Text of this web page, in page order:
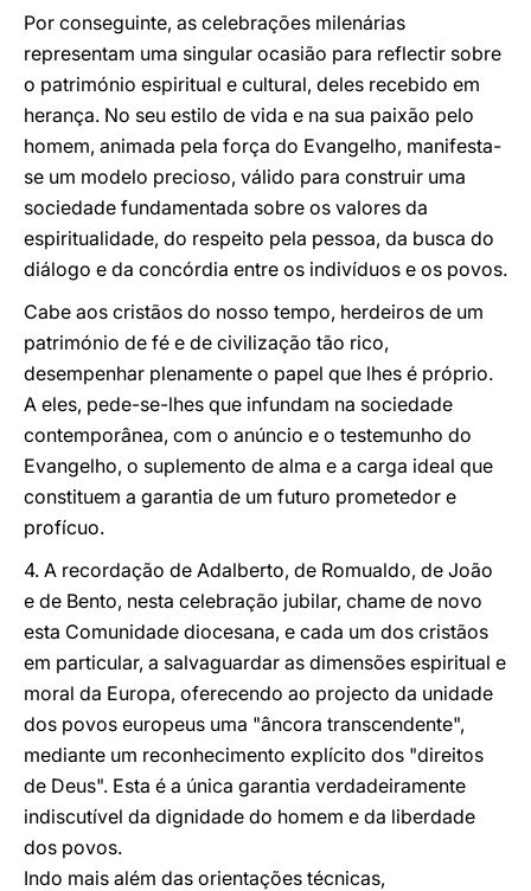
Por conseguinte, as celebrações milenárias
representam uma singular ocasião para reflectir sobre
o património espiritual e cultural, deles recebido em
herança. No seu estilo de vida e na sua paixão pelo
homem, animada pela força do Evangelho, manifesta-
se um modelo precioso, válido para construir uma
sociedade fundamentada sobre os valores da
espiritualidade, do respeito pela pessoa, da busca do
diálogo e da concórdia entre os indivíduos e os povos.
Cabe aos cristãos do nosso tempo, herdeiros de um
património de fé e de civilização tão rico,
desempenhar plenamente o papel que lhes é próprio.
A eles, pede-se-lhes que infundam na sociedade
contemporânea, com o anúncio e o testemunho do
Evangelho, o suplemento de alma e a carga ideal que
constituem a garantia de um futuro prometedor e
profícuo.
4. A recordação de Adalberto, de Romualdo, de João
e de Bento, nesta celebração jubilar, chame de novo
esta Comunidade diocesana, e cada um dos cristãos
em particular, a salvaguardar as dimensões espiritual e
moral da Europa, oferecendo ao projecto da unidade
dos povos europeus uma "âncora transcendente",
mediante um reconhecimento explícito dos "direitos
de Deus". Esta é a única garantia verdadeiramente
indiscutível da dignidade do homem e da liberdade
dos povos.
Indo mais além das orientações técnicas,